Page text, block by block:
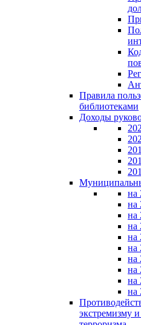
Правила
библиотеками
Доходы
на
на
на
на
на
на
на
на
на
на
экстремизму